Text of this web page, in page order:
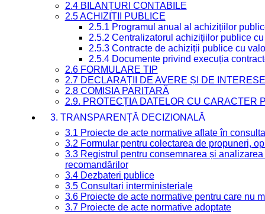
2.4 BILANȚURI CONTABILE
2.5 ACHIZIȚII PUBLICE
2.5.1 Programul anual al achizițiilor
2.5.2 Centralizatorul achizițiilor publice
2.5.3 Contracte de achiziții publice cu
2.5.4 Documente privind execuția
2.6 FORMULARE TIP
2.7 DECLARAȚII DE AVERE ȘI DE INTERESE
2.8 COMISIA PARITARĂ
2.9. PROTECȚIA DATELOR CU CARACTER
3. TRANSPARENȚĂ DECIZIONALĂ
3.1 Proiecte de acte normative aflate în
3.2 Formular pentru colectarea de propuneri,
3.3 Registrul pentru consemnarea și
recomandărilor
3.4 Dezbateri publice
3.5 Consultari interministeriale
3.6 Proiecte de acte normative pentru care nu
3.7 Proiecte de acte normative adoptate